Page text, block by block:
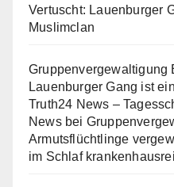
Vertuscht: Lauenburger
Muslimclan
Gruppenvergewaltigung
Lauenburger Gang ist
Truth24 News –
Newsbei
Armutsflüchtlinge
im Schlaf